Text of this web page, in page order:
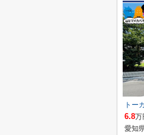
トー
6.8万
愛知